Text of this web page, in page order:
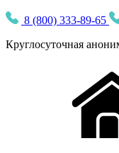
8 (800) 333-89-65
Круглосуточная